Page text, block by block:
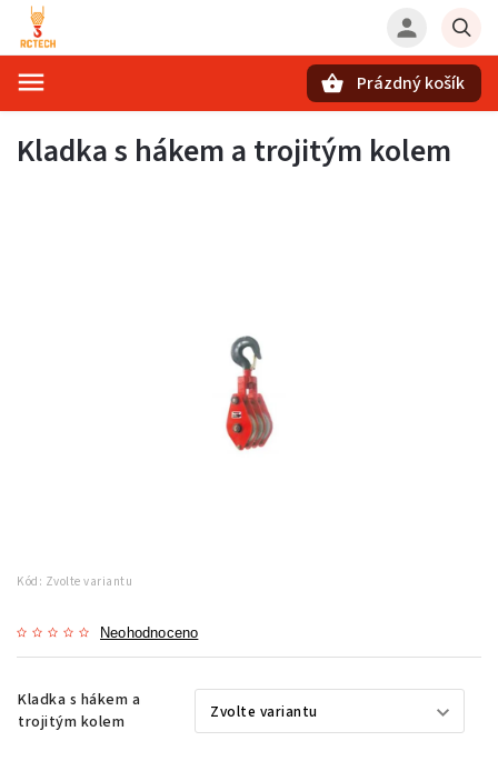
Prázdný košík
Kladka s hákem a trojitým kolem
Kód: Zvolte variantu
Neohodnoceno
Kladka s hákem a
trojitým kolem